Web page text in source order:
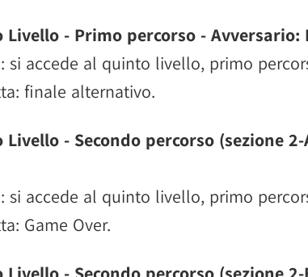
Livello - Primo percorso - Avversario:
si accede al quinto livello, primo
finale alternativo.
Livello - Secondo percorso (sezione
si accede al quinto livello, primo
Game Over.